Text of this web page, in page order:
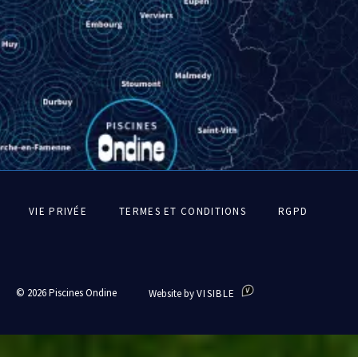
PiedVIE PRIVÉE TERMES ET CONDITIONS RGPD
© 2026 Piscines Ondine Website byVISIBLE